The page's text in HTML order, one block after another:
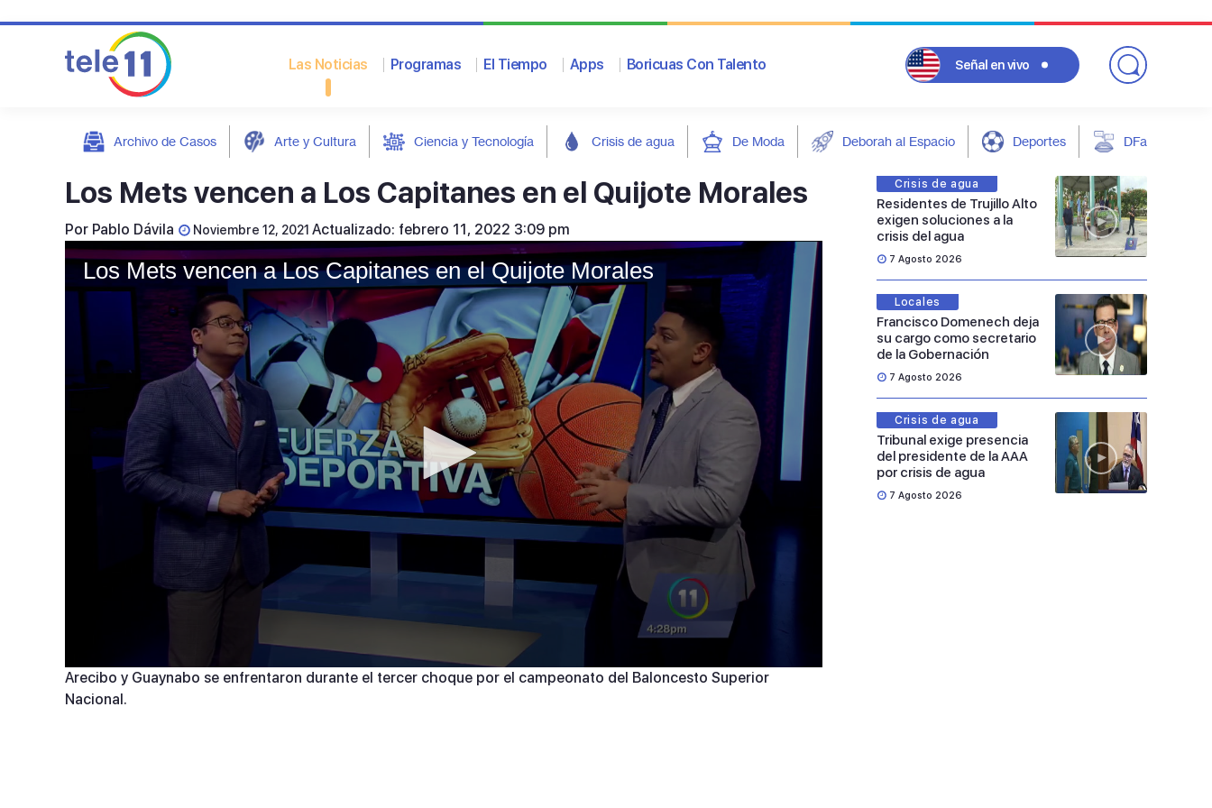
Las Noticias Programas El Tiempo Apps Boricuas Con Talento Señal en vivo
Archivo de Casos Arte y Cultura Ciencia y Tecnología Crisis de agua De Moda Deborah al Espacio Deportes DFarándula
Los Mets vencen a Los Capitanes en el Quijote Morales
Por Pablo Dávila Noviembre 12, 2021 Actualizado: febrero 11, 2022 3:09 pm
Los Mets vencen a Los Capitanes en el Quijote Morales
0
seconds
of
Arecibo y Guaynabo se enfrentaron durante el tercer choque por el campeonato del Baloncesto Superior
Nacional.
Crisis de agua
Residentes de Trujillo Alto
exigen soluciones a la
crisis del agua
7 Agosto 2026
Locales
Francisco Domenech deja
su cargo como secretario
de la Gobernación
7 Agosto 2026
Crisis de agua
Tribunal exige presencia
del presidente de la AAA
por crisis de agua
7 Agosto 2026